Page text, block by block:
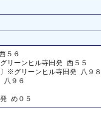
５６
リーンヒル寺田発 西５５
※グリーンヒル寺田発 八９８
八９６
め０５